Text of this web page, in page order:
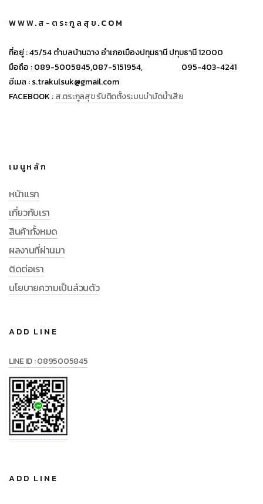
WWW.ส-ตระกูลสุข.COM
ที่อยู่ :45/54 ตำบลบ้านฉาง อำเภอเมืองปทุมธานี ปทุมธานี 12000
มือถือ :089-5005845,087-5151954, 095-403-4241
อีเมล :s.trakulsuk@gmail.com
FACEBOOK :ส.ตระกูลสุข รับติดตั้งระบบบำบัดน้ำเสีย
เมนูหลัก
หน้าแรก
เกี่ยวกับเรา
สินค้าทั้งหมด
ผลงานที่ผ่านมา
ติดต่อเรา
นโยบายความเป็นส่วนตัว
ADD LINE
LINE ID : 0895005845
ADD LINE